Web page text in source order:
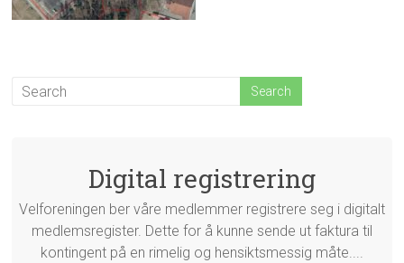
Digital registrering
Velforeningen ber våre medlemmer registrere seg i digitalt
medlemsregister. Dette for å kunne sende ut faktura til
kontingent på en rimelig og hensiktsmessig måte....